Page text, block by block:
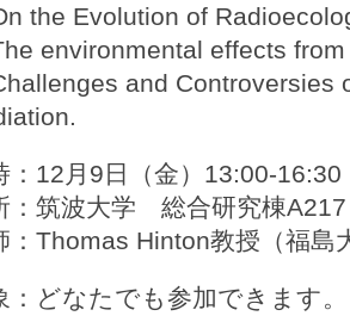
the Evolution of
environmental effects
and Controversies
：12月9日（金）13:00-16:30
：筑波大学 総合研究棟A217
：Thomas Hinton教授（福島
：どなたでも参加できます